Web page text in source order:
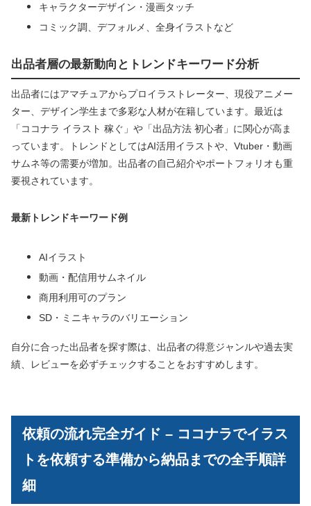
キャラクターデザイン・漫画タッチ
コミック調、デフォルメ、全身イラストなど
出品者層の最新動向とトレンドキーワード分析
出品者にはアマチュアからプロイラストレーター、現役アニメー
ター、デザイン学生まで多彩な人材が在籍しています。最近は
「ココナラ イラスト 稼ぐ」や「出品方法 初心者」に関心が高ま
っています。トレンドとしてはAI活用イラストや、Vtuber・動画
サムネ等の需要が増加。出品者の自己紹介やポートフォリオも重
要視されています。
最新トレンドキーワード例
AIイラスト
動画・配信用サムネイル
商用利用可のプラン
SD・ミニキャラのバリエーション
自分に合った出品者を探す際は、出品者の得意ジャンルや過去実
績、レビューを必ずチェックすることをおすすめします。
依頼の流れ完全ガイド – ココナラでイラス
トを依頼する準備から納品までの全手順詳
細